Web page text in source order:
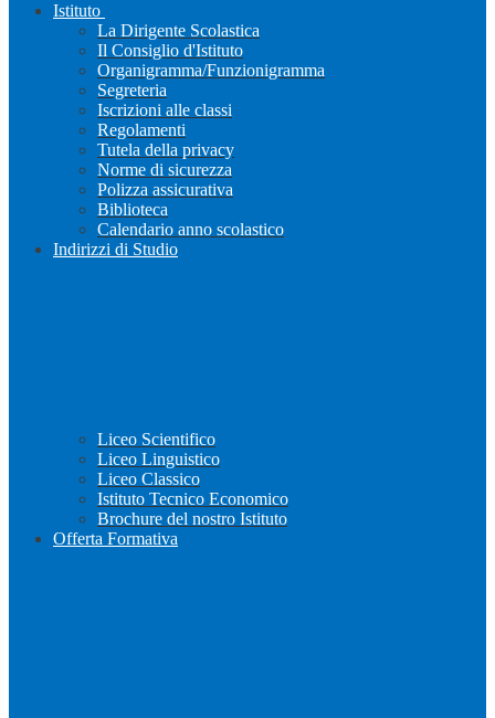
Istituto
La Dirigente Scolastica
Il Consiglio d'Istituto
Organigramma/Funzionigramma
Segreteria
Iscrizioni alle classi
Regolamenti
Tutela della privacy
Norme di sicurezza
Polizza assicurativa
Biblioteca
Calendario anno scolastico
Indirizzi di Studio
Liceo Scientifico
Liceo Linguistico
Liceo Classico
Istituto Tecnico Economico
Brochure del nostro Istituto
Offerta Formativa